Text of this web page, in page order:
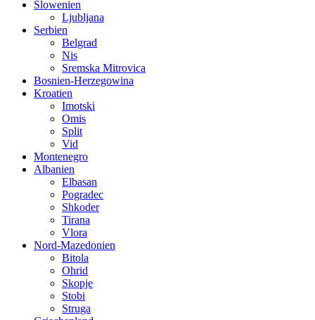
Slowenien
Ljubljana
Serbien
Belgrad
Nis
Sremska Mitrovica
Bosnien-Herzegowina
Kroatien
Imotski
Omis
Split
Vid
Montenegro
Albanien
Elbasan
Pogradec
Shkoder
Tirana
Vlora
Nord-Mazedonien
Bitola
Ohrid
Skopje
Stobi
Struga